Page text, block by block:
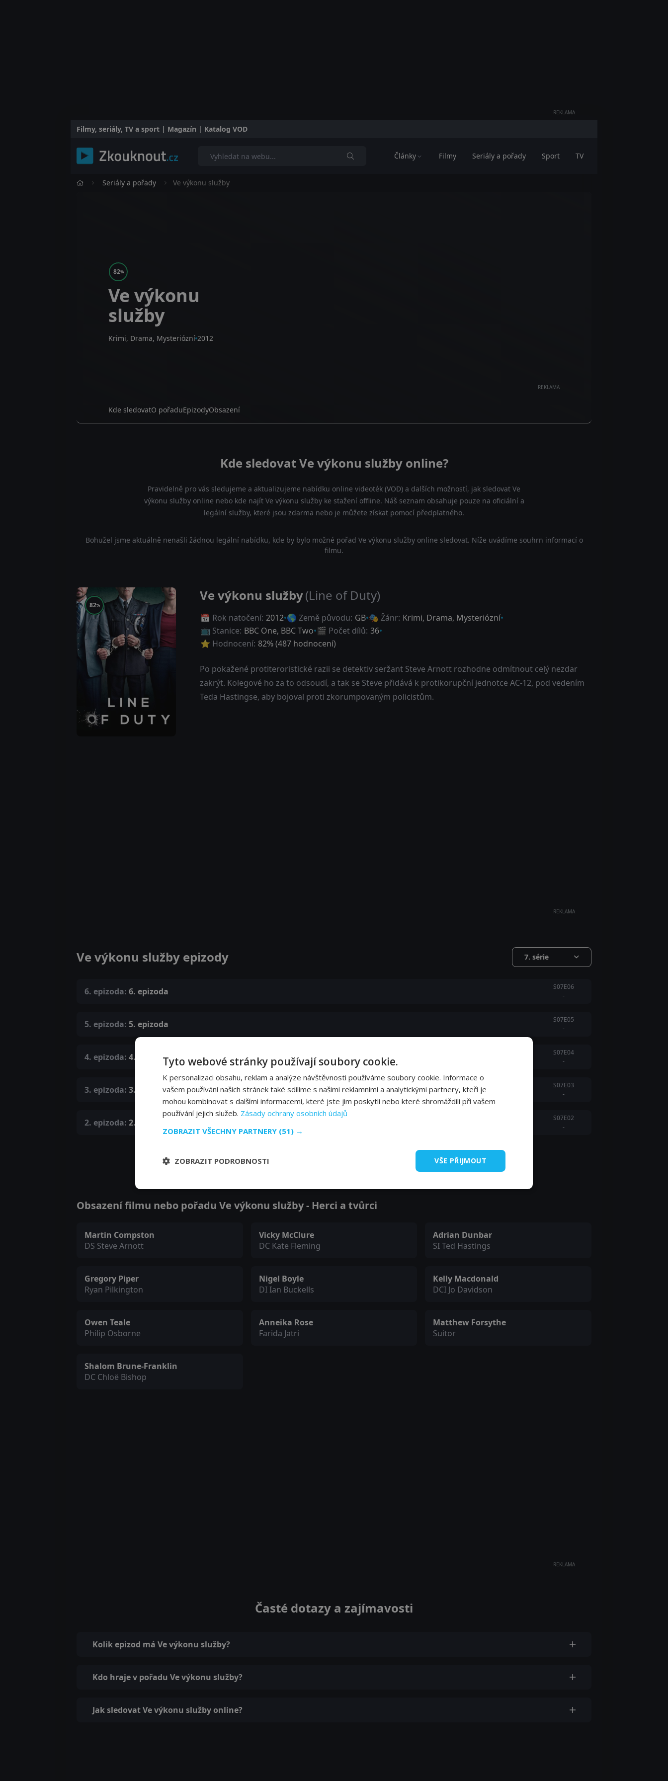
REKLAMA
Filmy, seriály, TV a sport | Magazín | Katalog VOD
Články Filmy Seriály a pořady Sport TV
Seriály a pořady Ve výkonu služby
REKLAMA
82%
Ve výkonu
služby
Krimi, Drama, Mysteriózní 2012
Kde sledovatO pořaduEpizodyObsazení
Kde sledovat Ve výkonu služby online?
Pravidelně pro vás sledujeme a aktualizujeme nabídku online videoték (VOD) a dalších možností, jak sledovat Ve
výkonu služby online nebo kde najít Ve výkonu služby ke stažení offline. Náš seznam obsahuje pouze na oficiální a
legální služby, které jsou zdarma nebo je můžete získat pomocí předplatného.
Bohužel jsme aktuálně nenašli žádnou legální nabídku, kde by bylo možné pořad Ve výkonu služby online sledovat. Níže uvádíme souhrn informací o
filmu.
82%
Ve výkonu služby(Line of Duty)
📅 Rok natočení: 2012 🌎 Země původu: GB 🎭 Žánr: Krimi, Drama, Mysteriózní
📺 Stanice: BBC One, BBC Two 🎬 Počet dílů: 36
⭐ Hodnocení: 82% (487 hodnocení)
Po pokažené protiteroristické razii se detektiv seržant Steve Arnott rozhodne odmítnout celý nezdar
zakrýt. Kolegové ho za to odsoudí, a tak se Steve přidává k protikorupční jednotce AC-12, pod vedením
Teda Hastingse, aby bojoval proti zkorumpovaným policistům.
REKLAMA
Ve výkonu služby epizody 7. série
6. epizoda: 6. epizoda
S07E06
-
5. epizoda: 5. epizoda
S07E05
-
4. epizoda: 4. epizoda
S07E04
-
3. epizoda: 3. epizoda
S07E03
-
2. epizoda: 2. epizoda
S07E02
-
Obsazení filmu nebo pořadu Ve výkonu služby - Herci a tvůrci
Martin Compston
DS Steve Arnott
Vicky McClure
DC Kate Fleming
Adrian Dunbar
SI Ted Hastings
Gregory Piper
Ryan Pilkington
Nigel Boyle
DI Ian Buckells
Kelly Macdonald
DCI Jo Davidson
Owen Teale
Philip Osborne
Anneika Rose
Farida Jatri
Matthew Forsythe
Suitor
Shalom Brune-Franklin
DC Chloë Bishop
REKLAMA
Časté dotazy a zajímavosti
Kolik epizod má Ve výkonu služby?
Kdo hraje v pořadu Ve výkonu služby?
Jak sledovat Ve výkonu služby online?
Tyto webové stránky používají soubory cookie.
K personalizaci obsahu, reklam a analýze návštěvnosti používáme soubory cookie. Informace o
vašem používání našich stránek také sdílíme s našimi reklamními a analytickými partnery, kteří je
mohou kombinovat s dalšími informacemi, které jste jim poskytli nebo které shromáždili při vašem
používání jejich služeb. Zásady ochrany osobních údajů
ZOBRAZIT VŠECHNY PARTNERY (51) →
VŠE PŘIJMOUT
ZOBRAZIT PODROBNOSTI